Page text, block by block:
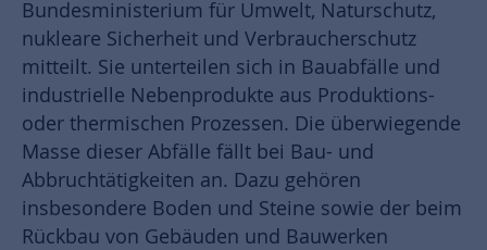
Bundesministerium für Umwelt, Naturschutz,
nukleare Sicherheit und Verbraucherschutz
mitteilt. Sie unterteilen sich in Bauabfälle und
industrielle Nebenprodukte aus Produktions-
oder thermischen Prozessen. Die überwiegende
Masse dieser Abfälle fällt bei Bau- und
Abbruchtätigkeiten an. Dazu gehören
insbesondere Boden und Steine sowie der beim
Rückbau von Gebäuden und Bauwerken